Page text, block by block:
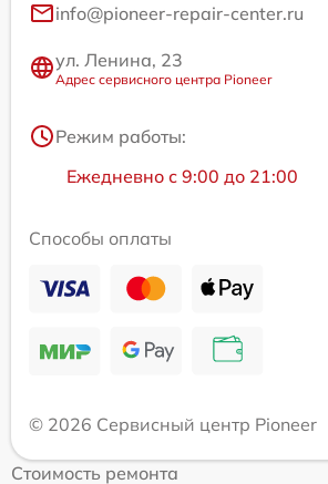
info@pioneer-repair-center.ru
ул. Ленина, 23
Адрес сервисного центра Pioneer
Режим работы:
Ежедневно с 9:00 до 21:00
Способы оплаты
© 2026 Сервисный центр Pioneer
Стоимость ремонта